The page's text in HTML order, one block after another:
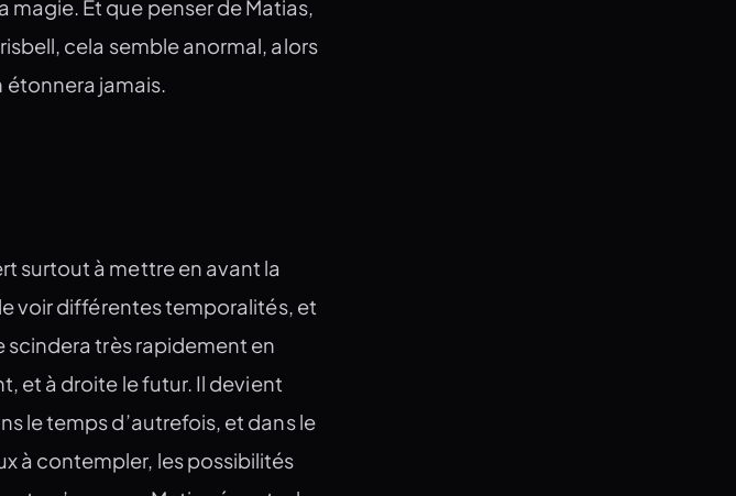
Et que penser de Matias,
cela semble anormal, alors
étonnera jamais.
surtout à mettre en avant la
voir différentes temporalités, et
scindera très rapidement en
et à droite le futur. Il devient
le temps d’autrefois, et dans le
à contempler, les possibilités